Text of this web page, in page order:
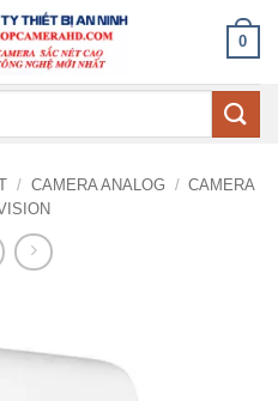
0
/ CAMERA ANALOG / CAMERA